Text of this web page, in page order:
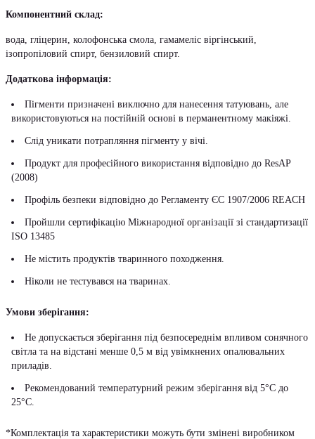
Компонентний склад:
вода, гліцерин, колофонська смола, гамамеліс віргінський,
ізопропіловий спирт, бензиловий спирт.
Додаткова інформація:
Пігменти призначені виключно для нанесення татуювань, але
використовуються на постійній основі в перманентному макіяжі.
Слід уникати потрапляння пігменту у вічі.
Продукт для професійного використання відповідно до ResAP
(2008)
Профіль безпеки відповідно до Регламенту ЄС 1907/2006 REACH
Пройшли сертифікацію Міжнародної організації зі стандартизації
ISO 13485
Не містить продуктів тваринного походження.
Ніколи не тестувався на тваринах.
Умови зберігання:
Не допускається зберігання під безпосереднім впливом сонячного
світла та на відстані менше 0,5 м від увімкнених опалювальних
приладів.
Рекомендований температурний режим зберігання від 5°С до
25°С.
*Комплектація та характеристики можуть бути змінені виробником